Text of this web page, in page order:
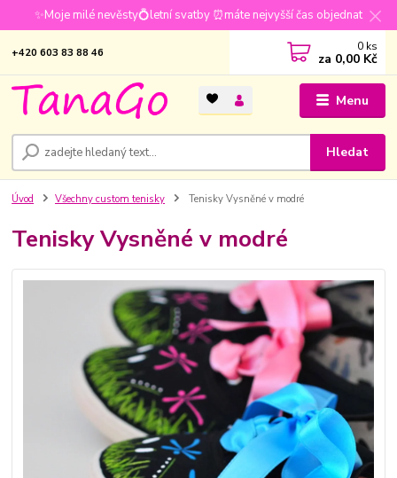
✨Moje milé nevěsty💍letní svatby ⏰máte nejvyšší čas objednat
Menu
Hledat
+420 603 83 88 46 0 ks
za 0,00 Kč
Úvod Všechny custom tenisky Tenisky Vysněné v modré
Tenisky Vysněné v modré